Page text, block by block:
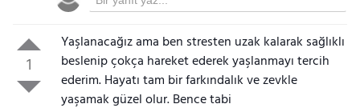
1
Yaşlanacağız ama ben stresten uzak kalarak sağlıklı
beslenip çokça hareket ederek yaşlanmayı tercih
ederim. Hayatı tam bir farkındalık ve zevkle
yaşamak güzel olur. Bence tabi